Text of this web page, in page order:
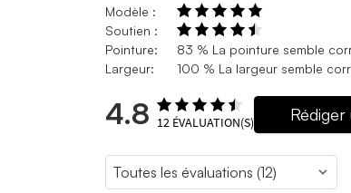
Modèle :
Soutien :
Pointure:
83 % La pointure semble
Largeur:
100 % La largeur semble
4.8 12 ÉVALUATION(S) Rédiger